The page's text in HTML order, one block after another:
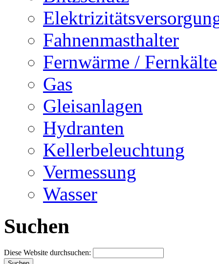
Fahnenmasthalter
Fernwärme / Fernkälte
Gas
Gleisanlagen
Hydranten
Kellerbeleuchtung
Vermessung
Wasser
Suchen
Diese Website durchsuchen: